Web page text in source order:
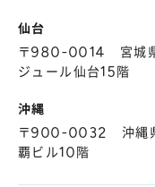
仙台
〒980-0014 宮城県
ジュール仙台15階
沖縄
〒900-0032 沖縄
覇ビル10階